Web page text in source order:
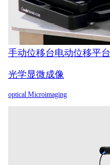
手动位移台电动位移平台
光学显微成像
optical Microimaging